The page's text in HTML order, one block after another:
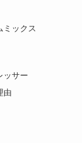
ミックス
ッサー
由